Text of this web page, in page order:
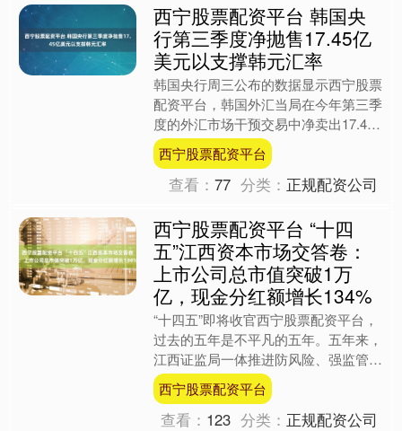
西宁股票配资平台 韩国央
行第三季度净抛售17.45亿
美元以支撑韩元汇率
韩国央行周三公布的数据显示西宁股票
配资平台，韩国外汇当局在今年第三季
度的外汇市场干预交易中净卖出17.45
亿美元，是第二季度卖出金额的两倍
多。 这是韩国当局连续....
西宁股票配资平台
查看：77 分类： 正规配资公司
西宁股票配资平台 “十四
五”江西资本市场交答卷：
上市公司总市值突破1万
亿，现金分红额增长134%
“十四五”即将收官西宁股票配资平台，
过去的五年是不平凡的五年。五年来，
江西证监局一体推进防风险、强监管、
促高质量发展，推动全面深化资本市场
改革在辖区落实落地，服....
西宁股票配资平台
查看： 123 分类： 正规配资公司